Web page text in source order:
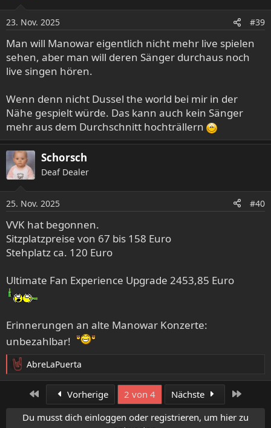
n
e
n
:
23. Nov. 2025 #39
Man will Manowar eigentlich nicht mehr live spielen
sehen, aber man will deren Sänger durchaus noch
live singen hören.
Wenn denn nicht Dussel the world bei mir in der
Nähe gespielt würde. Das kann auch kein Sänger
mehr aus dem Durchschnitt hochträllern
Schorsch
Deaf Dealer
25. Nov. 2025 #40
VVK hat begonnen.
Sitzplatzpreise von 67 bis 158 Euro
Stehplatz ca. 120 Euro
Ultimate Fan Experience Upgrade 2453,85 Euro
Erinnerungen an alte Manowar Konzerte:
unbezahlbar!
R
e
AbreLaPuerta
Erste Vorherige 2 von 4 Nächste
Du musst dich einloggen oder registrieren, um hier zu